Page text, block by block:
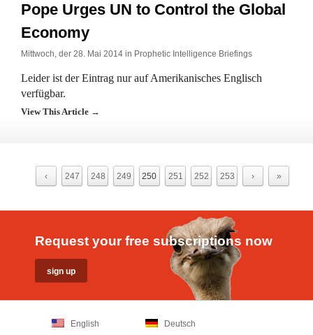
Pope Urges UN to Control the Global
Economy
Mittwoch, der 28. Mai 2014 in Prophetic Intelligence Briefings
Leider ist der Eintrag nur auf Amerikanisches Englisch
verfügbar.
View This Article →
‹ 247 248 249 250 251 252 253 › »
Request your free subscriptions now
English Deutsch